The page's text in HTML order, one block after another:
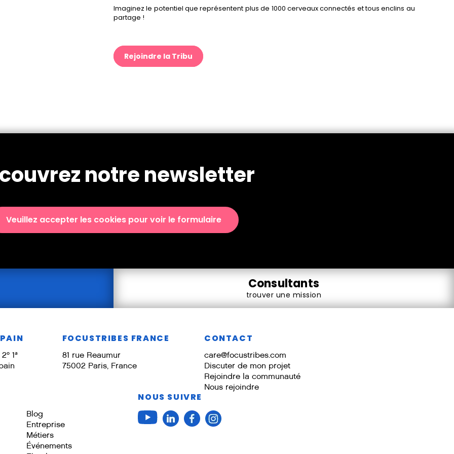
Imaginez le potentiel que représentent plus de 1000 cerveaux connectés et tous enclins au
partage !
Rejoindre la Tribu
notre newsletter
Veuillez accepter les cookies pour voir le formulaire
Rencontrez des meilleurs consultants IT
dans leurs domaines disponibles, qualifiés et
correspondant à votre recherche.
Consultants
trouver une mission
1ª
FOCUSTRIBES FRANCE
81 rue Reaumur
75002 Paris, France
CONTACT
care@focustribes.com
Discuter de mon projet
Rejoindre la communauté
Nous rejoindre
Blog
Entreprise
Métiers
Événements
NOUS SUIVRE